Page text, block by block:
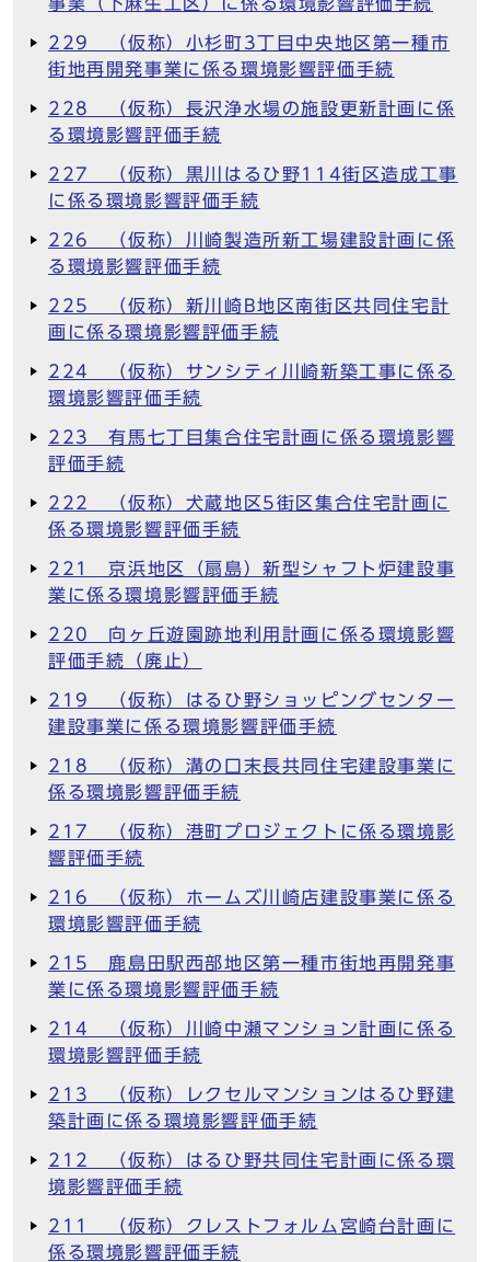
229 （仮称）小杉町3丁目中央地区第一種市
街地再開発事業に係る環境影響評価手続
228 （仮称）長沢浄水場の施設更新計画に係
る環境影響評価手続
227 （仮称）黒川はるひ野114街区造成工事
に係る環境影響評価手続
226 （仮称）川崎製造所新工場建設計画に係
る環境影響評価手続
225 （仮称）新川崎B地区南街区共同住宅計
画に係る環境影響評価手続
224 （仮称）サンシティ川崎新築工事に係る
環境影響評価手続
223 有馬七丁目集合住宅計画に係る環境影響
評価手続
222 （仮称）犬蔵地区5街区集合住宅計画に
係る環境影響評価手続
221 京浜地区（扇島）新型シャフト炉建設事
業に係る環境影響評価手続
220 向ヶ丘遊園跡地利用計画に係る環境影響
評価手続（廃止）
219 （仮称）はるひ野ショッピングセンター
建設事業に係る環境影響評価手続
218 （仮称）溝の口末長共同住宅建設事業に
係る環境影響評価手続
217 （仮称）港町プロジェクトに係る環境影
響評価手続
216 （仮称）ホームズ川崎店建設事業に係る
環境影響評価手続
215 鹿島田駅西部地区第一種市街地再開発事
業に係る環境影響評価手続
214 （仮称）川崎中瀬マンション計画に係る
環境影響評価手続
213 （仮称）レクセルマンションはるひ野建
築計画に係る環境影響評価手続
212 （仮称）はるひ野共同住宅計画に係る環
境影響評価手続
211 （仮称）クレストフォルム宮崎台計画に
係る環境影響評価手続